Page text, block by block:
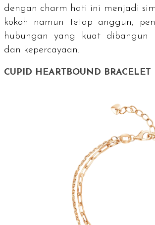
dengan charm hati ini menjadi
kokoh namun tetap anggun,
hubungan yang kuat dibangun
dan kepercayaan.
CUPID HEARTBOUND BRACELET